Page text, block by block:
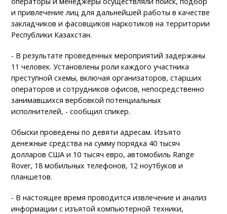
и привлечение лиц для дальнейшей работы в качестве
закладчиков и фасовщиков наркотиков на территории
Республики Казахстан.
- В результате проведенных мероприятий задержаны
11 человек. Установлены роли каждого участника
преступной схемы, включая организаторов, старших
операторов и сотрудников офисов, непосредственно
занимавшихся вербовкой потенциальных
исполнителей, - сообщил спикер.
Обыски проведены по девяти адресам. Изъято
денежные средства на сумму порядка 40 тысяч
долларов США и 10 тысяч евро, автомобиль Range
Rover, 18 мобильных телефонов, 12 ноутбуков и
планшетов.
- В настоящее время проводится извлечение и анализ
информации с изъятой компьютерной техники,